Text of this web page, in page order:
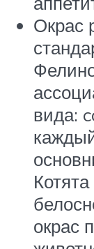
Окрас
вида:
окрас